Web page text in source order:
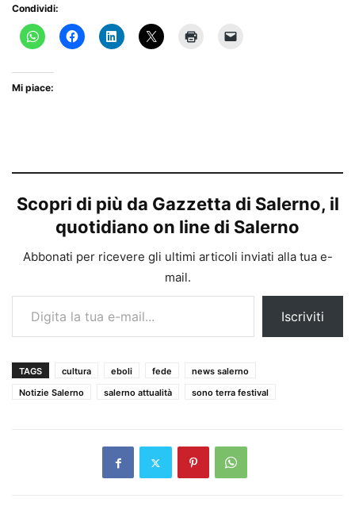
Condividi:
Mi piace:
Scopri di più da Gazzetta di Salerno, il
quotidiano on line di Salerno
Abbonati per ricevere gli ultimi articoli inviati alla tua e-
mail.
Digita la tua e-mail...
Iscriviti
TAGS cultura eboli fede
news salerno
Notizie Salerno
salerno attualità sono terra festival